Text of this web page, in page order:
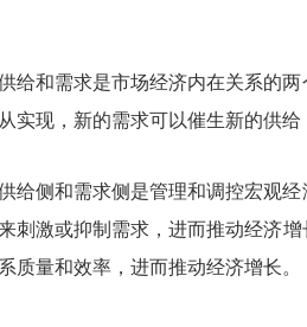
和需求是市场经济内在关系的两
实现，新的需求可以催生新的供
侧和需求侧是管理和调控宏观经
刺激或抑制需求，进而推动经济
质量和效率，进而推动经济增长。